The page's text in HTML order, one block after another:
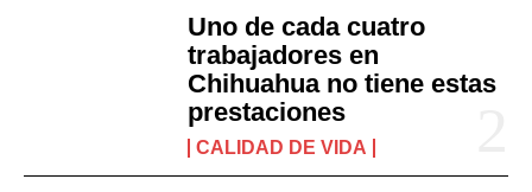
Uno de cada cuatro
trabajadores en
Chihuahua no tiene estas
prestaciones
CALIDAD DE VIDA